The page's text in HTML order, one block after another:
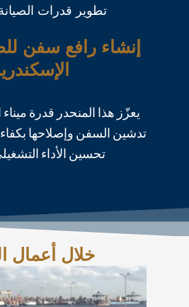
تطوير قدرات
إنشاء رافع سفن
يعزّز هذا المنحدر قدرة
تدشين السفن وإصلاحها
تحسين الأداء
خلال أعمال